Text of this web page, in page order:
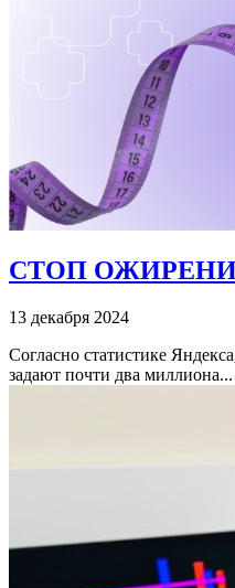
СТОП
13 декабря 2024
Согласно статистике
задают почти два миллиона...